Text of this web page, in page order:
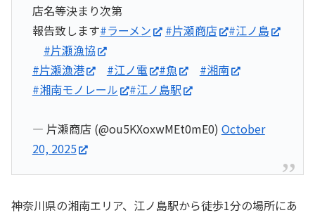
店名等決まり次第
報告致します#ラーメン #片瀬商店
#江ノ島
#片瀬漁協
#片瀬漁港
#江ノ電 #魚
#湘南
#湘南モノレール
#江ノ島駅
— 片瀬商店 (@ou5KXoxwMEt0mE0) October
20, 2025
神奈川県の湘南エリア、江ノ島駅から徒歩1分の場所にあ